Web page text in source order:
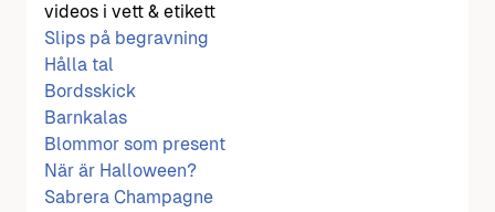
videos i vett & etikett
Slips på begravning
Hålla tal
Bordsskick
Barnkalas
Blommor som present
När är Halloween?
Sabrera Champagne